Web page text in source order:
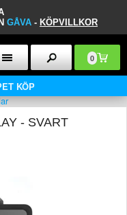
GÅVA - KÖPVILLKOR
0
KÖP
- SVART